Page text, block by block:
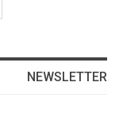
NEWSLETTER